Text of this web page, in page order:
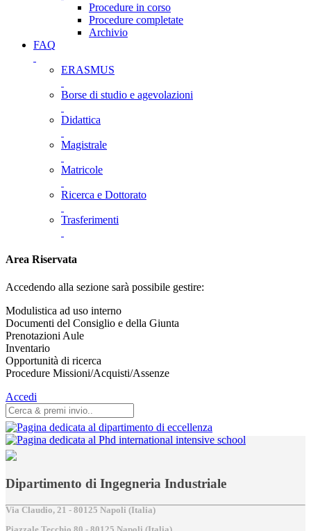
Procedure in corso
Procedure completate
Archivio
FAQ
ERASMUS
Borse di studio e agevolazioni
Didattica
Magistrale
Matricole
Ricerca e Dottorato
Trasferimenti
Area Riservata
Accedendo alla sezione sarà possibile gestire:
Modulistica ad uso interno
Documenti del Consiglio e della Giunta
Prenotazioni Aule
Inventario
Opportunità di ricerca
Procedure Missioni/Acquisti/Assenze
Accedi
Dipartimento di Ingegneria Industriale
Via Claudio, 21 - 80125 Napoli (Italia)